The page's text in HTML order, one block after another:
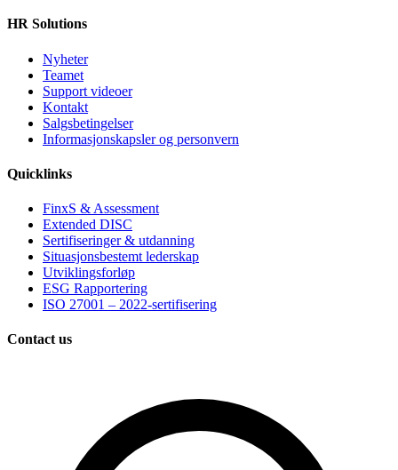
HR Solutions
Nyheter
Teamet
Support videoer
Kontakt
Salgsbetingelser
Informasjonskapsler og personvern
Quicklinks
FinxS & Assessment
Extended DISC
Sertifiseringer & utdanning
Situasjonsbestemt lederskap
Utviklingsforløp
ESG Rapportering
ISO 27001 – 2022-sertifisering
Contact us